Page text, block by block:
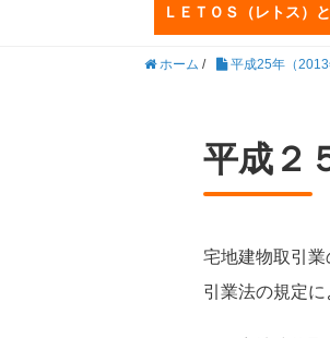
ＬＥＴＯＳ（レトス）
ホーム / 平成25年（
平成２
宅地建物取引
引業法の規定に